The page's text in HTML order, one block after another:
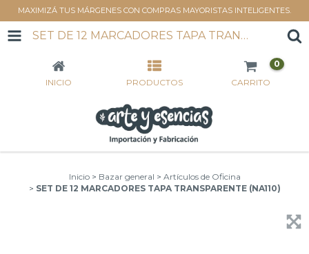
MAXIMIZÁ TUS MÁRGENES CON COMPRAS MAYORISTAS INTELIGENTES.
SET DE 12 MARCADORES TAPA TRANSPARENTE (NA110)
INICIO PRODUCTOS CARRITO
0
Inicio > Bazar general > Artículos de Oficina
> SET DE 12 MARCADORES TAPA TRANSPARENTE (NA110)